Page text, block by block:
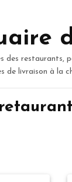
des restaurants,
de livraison à la